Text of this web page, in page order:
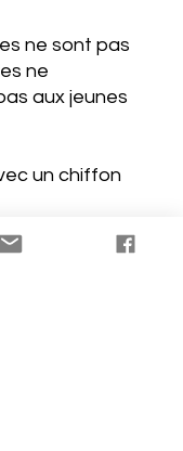
ne sont pas
ne
aux jeunes
un chiffon
divers, les